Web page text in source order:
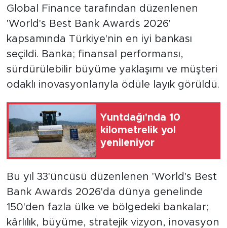
Global Finance tarafından düzenlenen
'World's Best Bank Awards 2026'
kapsamında Türkiye'nin en iyi bankası
seçildi. Banka; finansal performansı,
sürdürülebilir büyüme yaklaşımı ve müşteri
odaklı inovasyonlarıyla ödüle layık görüldü.
Yuntdağı'nda 10
kilometrelik yol
yenileniyor
Bu yıl 33'üncüsü düzenlenen 'World's Best
Bank Awards 2026'da dünya genelinde
150'den fazla ülke ve bölgedeki bankalar;
kârlılık, büyüme, stratejik vizyon, inovasyon